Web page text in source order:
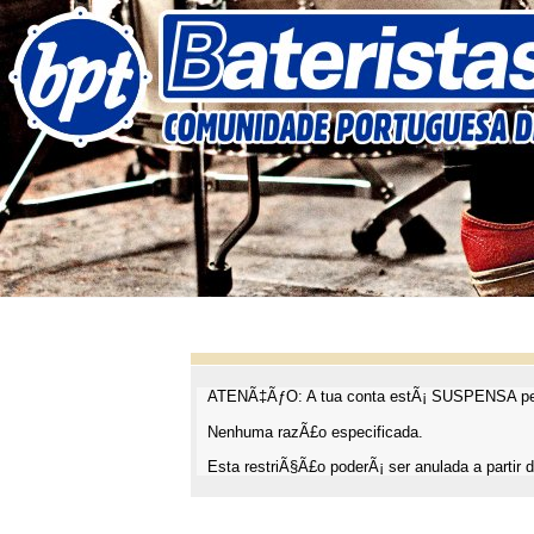
ATENÃ‡ÃƒO: A tua conta estÃ¡ SUSPENSA
Nenhuma razÃ£o especificada.
Esta restriÃ§Ã£o poderÃ¡ ser anulada a partir